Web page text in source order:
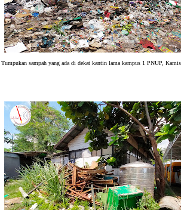
. Tumpukan sampah yang ada di dekat kantin lama kampus 1 PNUP,